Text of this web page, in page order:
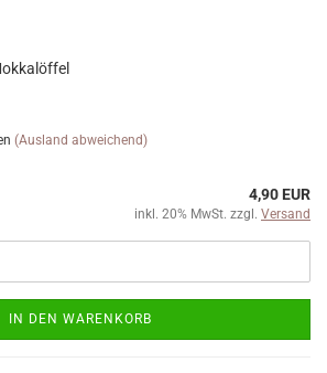
(Ausland abweichend)
4,90 EUR
inkl. 20% MwSt. zzgl. Versand
IN DEN WARENKORB